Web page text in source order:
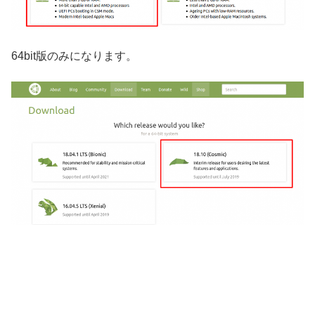
64bit版のみになります。